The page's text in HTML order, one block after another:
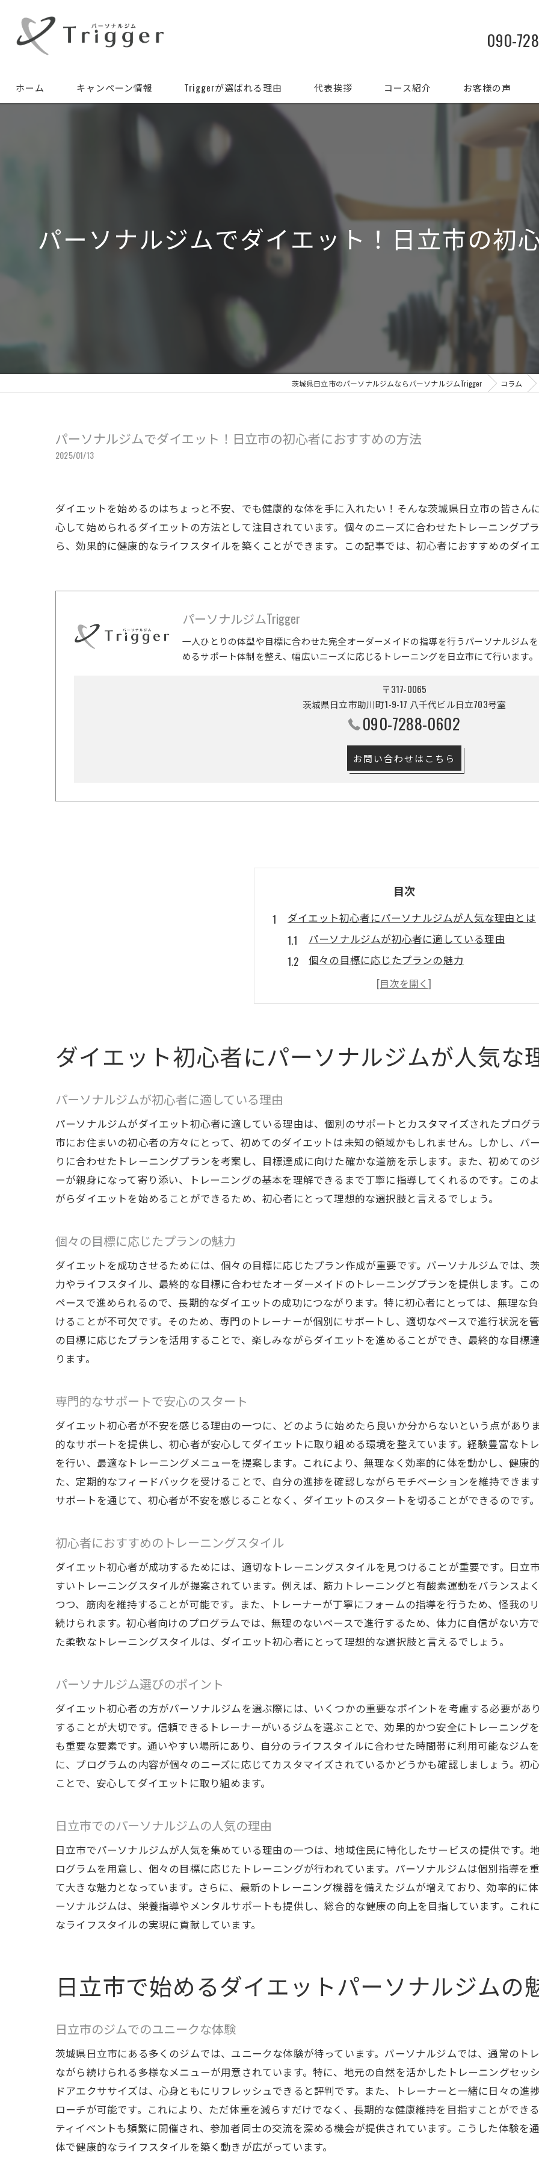
090-
ホーム キャンペーン情報 Triggerが選ばれる理由 代表挨拶 コース紹介 お客様の声
パーソナルジムでダイエット！日立市の初
茨城県日立市のパーソナルジムならパーソナルジムTrigger コラム
パーソナルジムでダイエット！日立市の初心者におすすめの方法
2025/01/13
ダイエットを始めるのはちょっと不安、でも健康的な体を手に入れたい！そんな茨城県日立市の皆さん
心して始められるダイエットの方法として注目されています。個々のニーズに合わせたトレーニングプ
ら、効果的に健康的なライフスタイルを築くことができます。この記事では、初心者におすすめのダイ
パーソナルジムTrigger
一人ひとりの体型や目標に合わせた完全オーダーメイドの指導を行うパーソナルジム
めるサポート体制を整え、幅広いニーズに応じるトレーニングを日立市にて行います。
〒317-0065
茨城県日立市助川町1-9-17 八千代ビル日立703号室
090-7288-0602
お問い合わせはこちら
目次
ダイエット初心者にパーソナルジムが人気な理由とは
パーソナルジムが初心者に適している理由
個々の目標に応じたプランの魅力
専門的なサポートで安心のスタート
初心者におすすめのトレーニングスタイル
日立市でのパーソナルジムの人気の理由
日立市で始めるダイエットパーソナルジムの魅力
パーソナルジムの特別なプログラム
地域密着型サポートの重要性
日立市のジムのコミュニティ文化
成功体験を共有する場としてのジム
健康を意識した食事の提案
日常生活に取り入れる運動習慣
地域のヘルシーライフスタイル
専門家が推奨するダイエット法
柔軟なスケジュール調整の利点
心理的サポートの重要性
パーソナルコーチの役割
成功に導くモチベーション維持法
専門家の指導で日立市のダイエットが変わる
最新のフィットネス技術の紹介
個別サポートの重要性
日立市の専門家ネットワーク
継続的な進化をサポートするプログラム
日常生活での習慣化のコツ
ダイエット成功のメンタルケア
パーソナルトレーナーの選び方
短期間で結果を出す方法
ジム利用者の声から見る成果
健康的な生活の変化を追う
数値で見るダイエットの成功
体型維持のための重要ポイント
継続がもたらす理想的な結果
日立市での体型変化を実現する秘訣
ダイエット初心者にパーソナルジムが人気な
パーソナルジムが初心者に適している理由
パーソナルジムがダイエット初心者に適している理由は、個別のサポートとカスタマイズされたプログ
市にお住まいの初心者の方々にとって、初めてのダイエットは未知の領域かもしれません。しかし、パ
りに合わせたトレーニングプランを考案し、目標達成に向けた確かな道筋を示します。また、初めての
ーが親身になって寄り添い、トレーニングの基本を理解できるまで丁寧に指導してくれるのです。この
がらダイエットを始めることができるため、初心者にとって理想的な選択肢と言えるでしょう。
個々の目標に応じたプランの魅力
ダイエットを成功させるためには、個々の目標に応じたプラン作成が重要です。パーソナルジムでは、
力やライフスタイル、最終的な目標に合わせたオーダーメイドのトレーニングプランを提供します。こ
ペースで進められるので、長期的なダイエットの成功につながります。特に初心者にとっては、無理な
けることが不可欠です。そのため、専門のトレーナーが個別にサポートし、適切なペースで進行状況を
の目標に応じたプランを活用することで、楽しみながらダイエットを進めることができ、最終的な目標
ります。
専門的なサポートで安心のスタート
ダイエット初心者が不安を感じる理由の一つに、どのように始めたら良いか分からないという点があり
的なサポートを提供し、初心者が安心してダイエットに取り組める環境を整えています。経験豊富なト
を行い、最適なトレーニングメニューを提案します。これにより、無理なく効率的に体を動かし、健康
た、定期的なフィードバックを受けることで、自分の進捗を確認しながらモチベーションを維持できま
サポートを通じて、初心者が不安を感じることなく、ダイエットのスタートを切ることができるのです
初心者におすすめのトレーニングスタイル
ダイエット初心者が成功するためには、適切なトレーニングスタイルを見つけることが重要です。日立
すいトレーニングスタイルが提案されています。例えば、筋力トレーニングと有酸素運動をバランスよ
つつ、筋肉を維持することが可能です。また、トレーナーが丁寧にフォームの指導を行うため、怪我の
続けられます。初心者向けのプログラムでは、無理のないペースで進行するため、体力に自信がない方
た柔軟なトレーニングスタイルは、ダイエット初心者にとって理想的な選択肢と言えるでしょう。
パーソナルジム選びのポイント
ダイエット初心者の方がパーソナルジムを選ぶ際には、いくつかの重要なポイントを考慮する必要があ
することが大切です。信頼できるトレーナーがいるジムを選ぶことで、効果的かつ安全にトレーニング
も重要な要素です。通いやすい場所にあり、自分のライフスタイルに合わせた時間帯に利用可能なジム
に、プログラムの内容が個々のニーズに応じてカスタマイズされているかどうかも確認しましょう。初
ことで、安心してダイエットに取り組めます。
日立市でのパーソナルジムの人気の理由
日立市でパーソナルジムが人気を集めている理由の一つは、地域住民に特化したサービスの提供です。
ログラムを用意し、個々の目標に応じたトレーニングが行われています。パーソナルジムは個別指導を
て大きな魅力となっています。さらに、最新のトレーニング機器を備えたジムが増えており、効率的に
ーソナルジムは、栄養指導やメンタルサポートも提供し、総合的な健康の向上を目指しています。これ
なライフスタイルの実現に貢献しています。
日立市で始めるダイエットパーソナルジムの
日立市のジムでのユニークな体験
茨城県日立市にある多くのジムでは、ユニークな体験が待っています。パーソナルジムでは、通常のト
ながら続けられる多様なメニューが用意されています。特に、地元の自然を活かしたトレーニングセッ
ドアエクササイズは、心身ともにリフレッシュできると評判です。また、トレーナーと一緒に日々の
ローチが可能です。これにより、ただ体重を減らすだけでなく、長期的な健康維持を目指すことができ
ティイベントも頻繁に開催され、参加者同士の交流を深める機会が提供されています。こうした体験を
体で健康的なライフスタイルを築く動きが広がっています。